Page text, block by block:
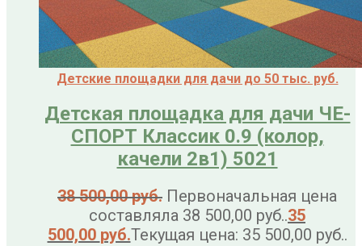
Детские площадки для дачи до 50 тыс. руб.
Детская площадка для дачи ЧЕ-
СПОРТ Классик 0.9 (колор,
качели 2в1) 5021
38 500,00руб. Первоначальная цена
составляла 38 500,00 руб..35
500,00 руб.Текущая цена: 35 500,00 руб..